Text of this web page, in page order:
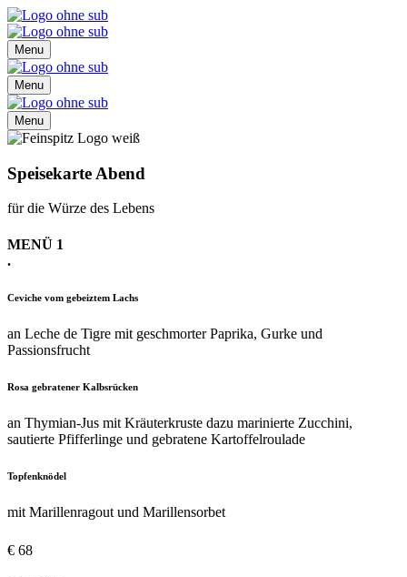
Menu
Menu
Menu
Speisekarte Abend
für die Würze des Lebens
MENÜ 1
.
Ceviche vom gebeiztem Lachs
an Leche de Tigre mit geschmorter Paprika, Gurke und
Passionsfrucht
Rosa gebratener Kalbsrücken
an Thymian-Jus mit Kräuterkruste dazu marinierte Zucchini,
sautierte Pfifferlinge und gebratene Kartoffelroulade
Topfenknödel
mit Marillenragout und Marillensorbet
€ 68